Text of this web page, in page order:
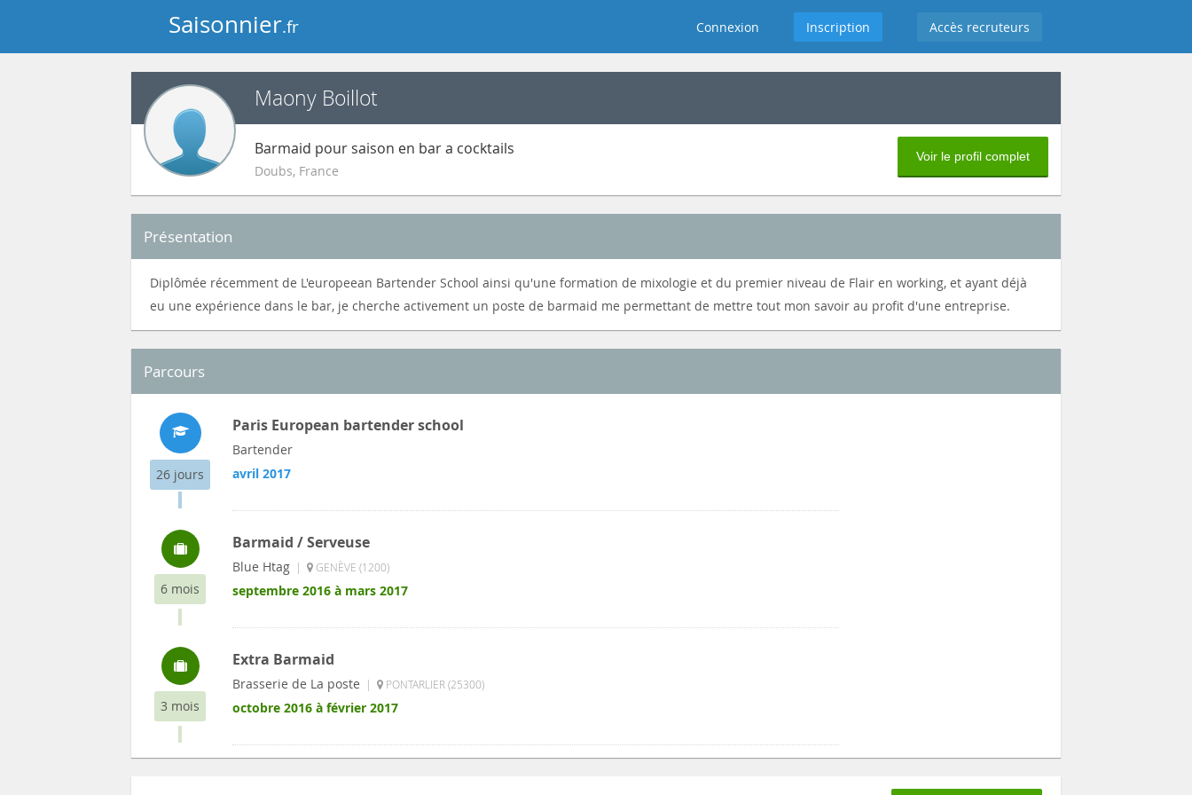
Saisonnier.fr Connexion Inscription Accès recruteurs
Maony Boillot
Barmaid pour saison en bar a cocktails
Doubs, France
Voir le profil complet
Présentation
Diplômée récemment de L'europeean Bartender School ainsi qu'une formation de mixologie et du premier niveau de Flair en working, et ayant déjà
eu une expérience dans le bar, je cherche activement un poste de barmaid me permettant de mettre tout mon savoir au profit d'une entreprise.
Parcours
26 jours
Paris European bartender school
Bartender
avril 2017
6 mois
Barmaid / Serveuse
Blue Htag | GENÈVE (1200)
septembre 2016 à mars 2017
3 mois
Extra Barmaid
Brasserie de La poste | PONTARLIER (25300)
octobre 2016 à février 2017